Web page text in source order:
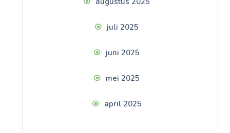
juli 2025
juni 2025
mei 2025
april 2025